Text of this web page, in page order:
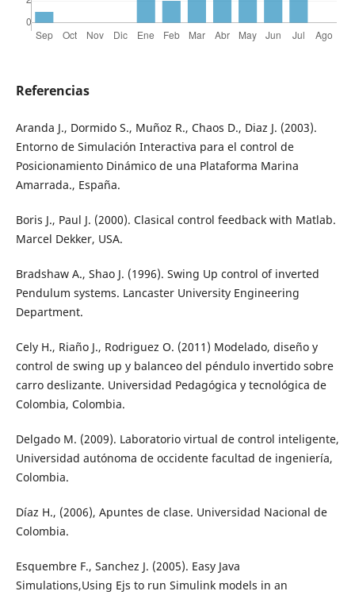
Referencias
Aranda J., Dormido S., Muñoz R., Chaos D., Diaz J. (2003).
Entorno de Simulación Interactiva para el control de
Posicionamiento Dinámico de una Plataforma Marina
Amarrada., España.
Boris J., Paul J. (2000). Clasical control feedback with Matlab.
Marcel Dekker, USA.
Bradshaw A., Shao J. (1996). Swing Up control of inverted
Pendulum systems. Lancaster University Engineering
Department.
Cely H., Riaño J., Rodriguez O. (2011) Modelado, diseño y
control de swing up y balanceo del péndulo invertido sobre
carro deslizante. Universidad Pedagógica y tecnológica de
Colombia, Colombia.
Delgado M. (2009). Laboratorio virtual de control inteligente,
Universidad autónoma de occidente facultad de ingeniería,
Colombia.
Díaz H., (2006), Apuntes de clase. Universidad Nacional de
Colombia.
Esquembre F., Sanchez J. (2005). Easy Java
Simulations,Using Ejs to run Simulink models in an